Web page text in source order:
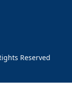
Reserved